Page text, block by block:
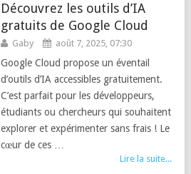
Découvrez les outils d’IA
gratuits de Google Cloud
Gaby août 7, 2025, 07:30
Google Cloud propose un éventail
d’outils d’IA accessibles gratuitement.
C’est parfait pour les développeurs,
étudiants ou chercheurs qui souhaitent
explorer et expérimenter sans frais ! Le
cœur de ces …
Lire la suite...